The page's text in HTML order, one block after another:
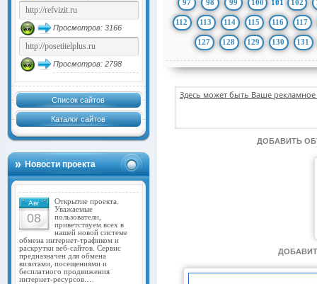
Просмотров: 3166
Просмотров: 2798
Список сайтов
Каталог сайтов
Новости проекта
Авг
08
Открытие проекта.
Уважаемые
пользователи,
приветствуем всех в
нашей новой системе
обмена интернет-трафиком и
раскрутки веб-сайтов. Сервис
предназначен для обмена
визитами, посещениями и
бесплатного продвижения
интернет-ресурсов.…
97 98 99 100 101 102
112 113 114 115 116 117
127 128 129 130 131
Здесь может быть Ваше
ДОБАВИТЬ